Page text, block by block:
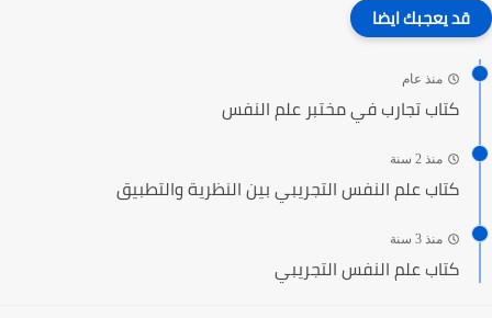
قد يعجبك ايضا
منذ عام
كتاب تجارب في مختبر علم النفس
منذ 2 سنة
كتاب علم النفس التجريبي بين النظرية والتطبيق
منذ 3 سنة
كتاب علم النفس التجريبي